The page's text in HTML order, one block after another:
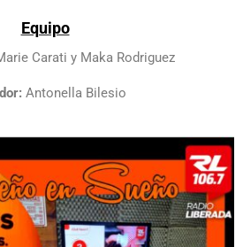
Equipo
Carati y Maka Rodriguez
Antonella Bilesio